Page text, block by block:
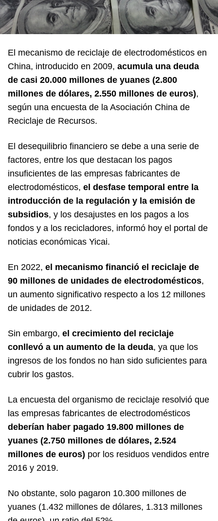
El mecanismo de reciclaje de electrodomésticos en
China, introducido en 2009, acumula una deuda
de casi 20.000 millones de yuanes (2.800
millones de dólares, 2.550 millones de euros),
según una encuesta de la Asociación China de
Reciclaje de Recursos.
El desequilibrio financiero se debe a una serie de
factores, entre los que destacan los pagos
insuficientes de las empresas fabricantes de
electrodomésticos, el desfase temporal entre la
introducción de la regulación y la emisión de
subsidios, y los desajustes en los pagos a los
fondos y a los recicladores, informó hoy el portal de
noticias económicas Yicai.
En 2022, el mecanismo financió el reciclaje de
90 millones de unidades de electrodomésticos,
un aumento significativo respecto a los 12 millones
de unidades de 2012.
Sin embargo, el crecimiento del reciclaje
conllevó a un aumento de la deuda, ya que los
ingresos de los fondos no han sido suficientes para
cubrir los gastos.
La encuesta del organismo de reciclaje resolvió que
las empresas fabricantes de electrodomésticos
deberían haber pagado 19.800 millones de
yuanes (2.750 millones de dólares, 2.524
millones de euros) por los residuos vendidos entre
2016 y 2019.
No obstante, solo pagaron 10.300 millones de
yuanes (1.432 millones de dólares, 1.313 millones